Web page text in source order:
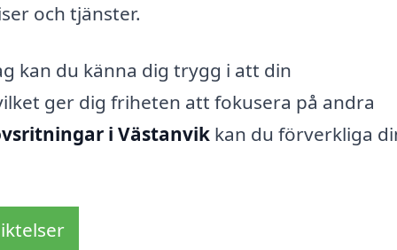
och tjänster.
kan du känna dig trygg i att din
ger dig friheten att fokusera på andra
i Västanvik kan du förverkliga